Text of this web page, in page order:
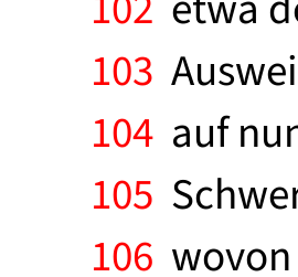
103
104 auf
105
106